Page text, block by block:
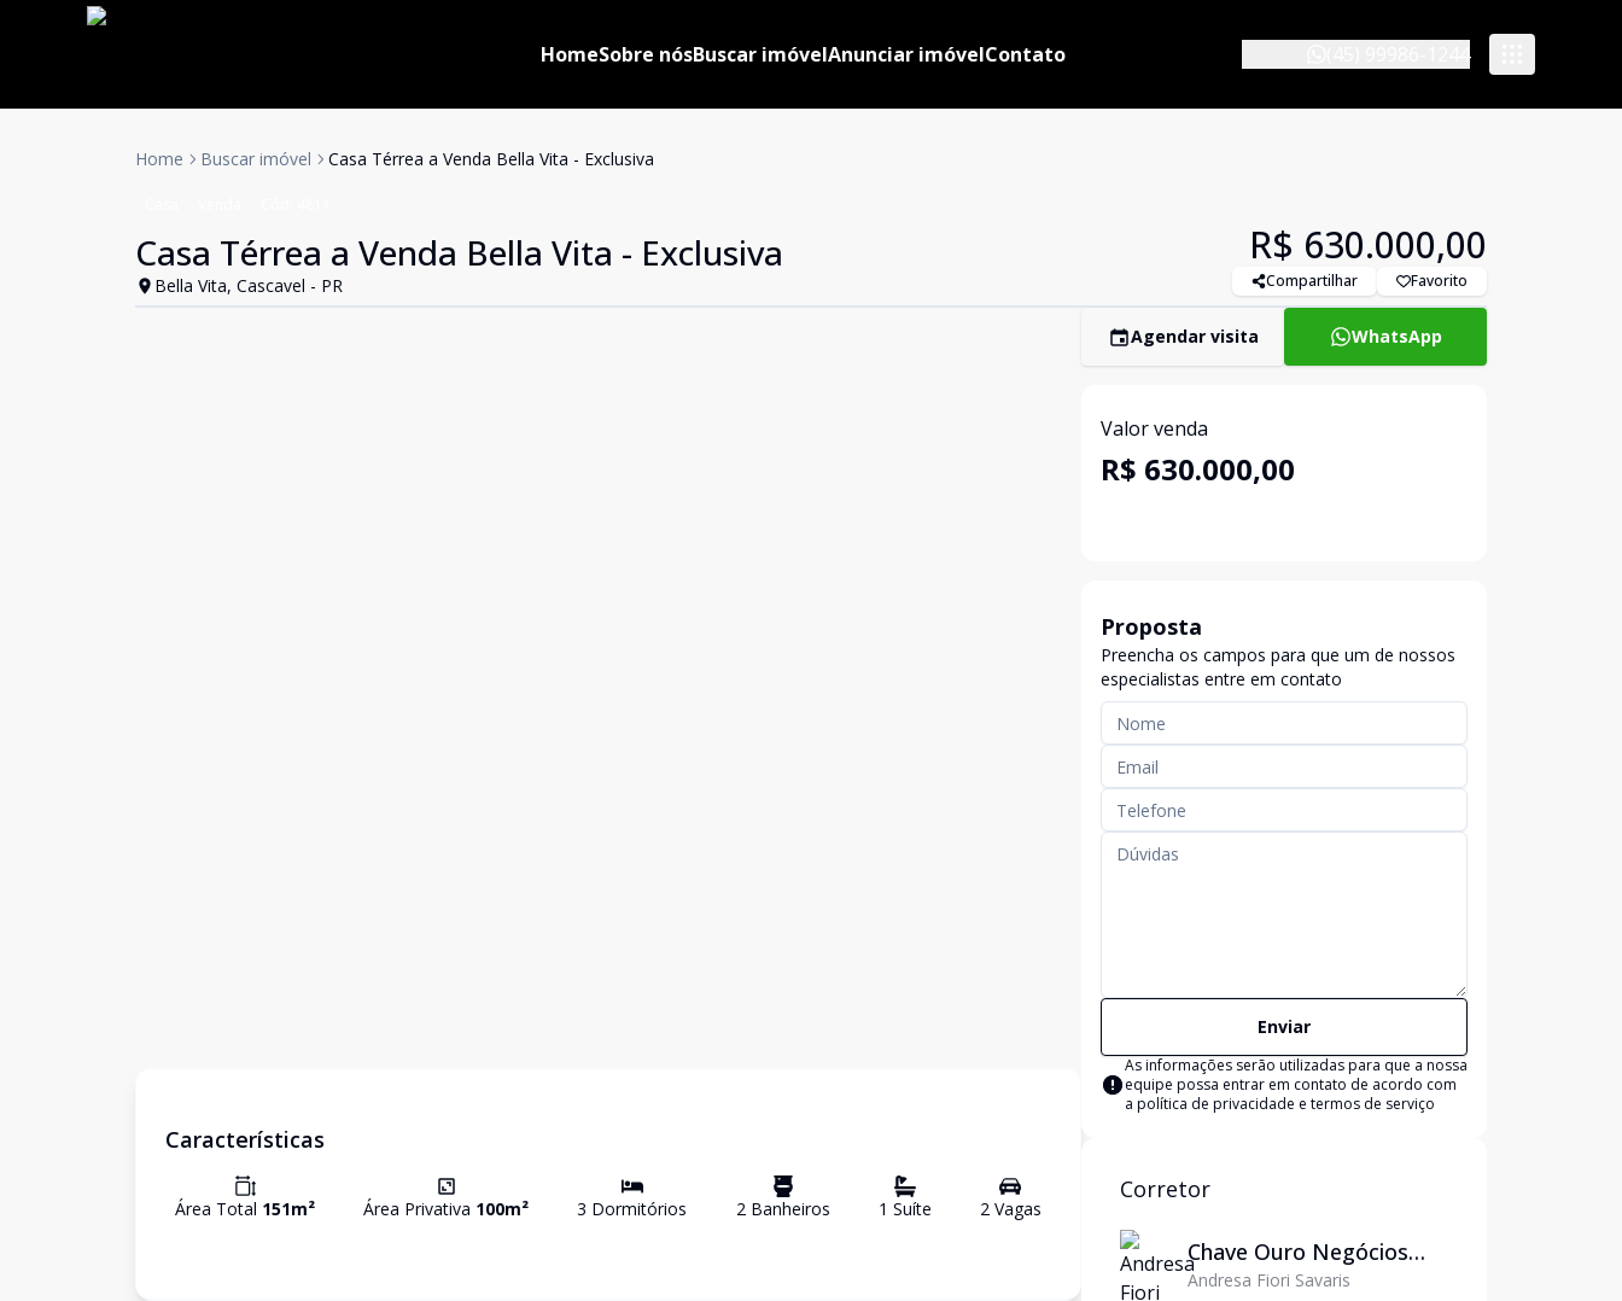
HomeSobre nósBuscar imóvelAnunciar imóvelContato
Home Buscar imóvel Casa Térrea a Venda Bella Vita - Exclusiva
Casa Térrea a Venda Bella Vita - Exclusiva
Bella Vita, Cascavel - PR
R$ 630.000,00
Compartilhar Favorito
Características
Área Total 151m² Área Privativa 100m² 3 Dormitórios 2Banheiros 1 Suíte 2Vagas
Agendar visita WhatsApp
Valor venda
R$ 630.000,00
Proposta
Preencha os campos para que um de nossos
especialistas entre em contato
Enviar
As informações serão utilizadas para que a nossa
equipe possa entrar em contato de acordo com
a política de privacidade e termos de serviço
Corretor
Chave Ouro Negócios
Imobiliários
Andresa Fiori Savaris